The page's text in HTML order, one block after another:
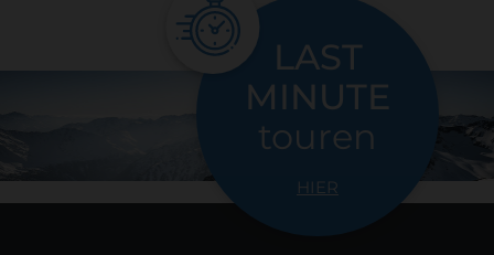
LAST
MINUTE
touren
HIER